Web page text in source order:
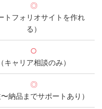
◎
トフォリオサイトを作れ
る）
○
（キャリア相談のみ）
◎
〜納品までサポートあり）